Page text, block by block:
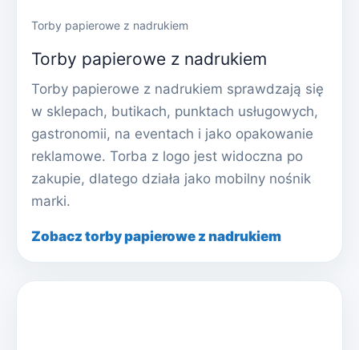
Torby papierowe z nadrukiem
Torby papierowe z nadrukiem
Torby papierowe z nadrukiem sprawdzają się
w sklepach, butikach, punktach usługowych,
gastronomii, na eventach i jako opakowanie
reklamowe. Torba z logo jest widoczna po
zakupie, dlatego działa jako mobilny nośnik
marki.
Zobacz torby papierowe z nadrukiem